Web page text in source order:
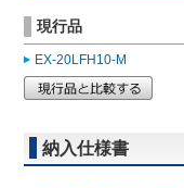
現行品
EX-20LFH10-M
納入仕様書